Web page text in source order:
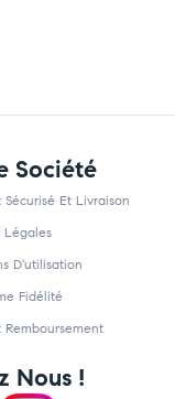
Société
Sécurisé Et Livraison
Légales
D'utilisation
Fidélité
Remboursement
Nous !